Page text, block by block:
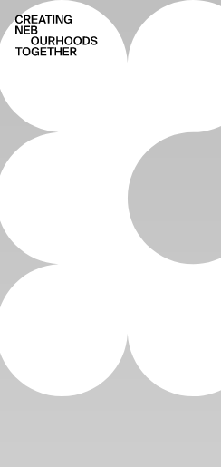
Creating NEBourhoods Together